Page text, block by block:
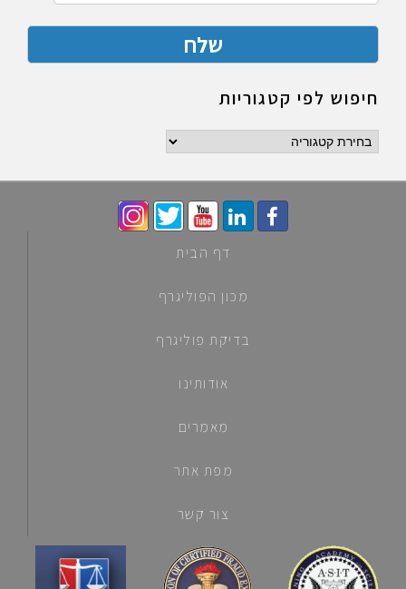
חיפוש לפי קטגוריות
חיפוש
קטגוריות
דף הבית
מכון הפוליגרף
בדיקת פוליגרף
אודותינו
מאמרים
מפת אתר
צור קשר